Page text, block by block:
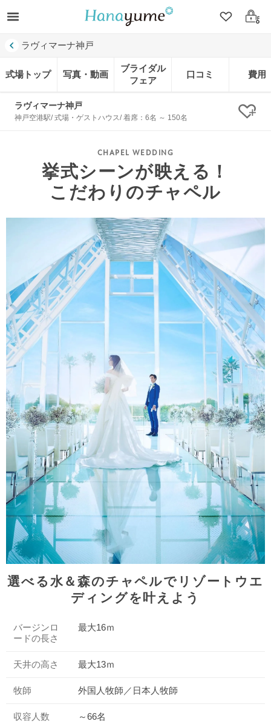
クリップ
ログ
ラヴィマーナ神戸
式場トップ 写真・動画
ブライダル
フェア
口コミ 費用
ラヴィマーナ神戸
神戸空港駅/ 式場・ゲストハウス/ 着席：6名 ～ 150名 ク
挙式シーンが映える！
こだわりのチャペル
選べる水＆森のチャペルでリゾートウエ
ディングを叶えよう
バージンロ
ードの長さ
最大16ｍ
天井の高さ 最大13ｍ
牧師 外国人牧師／日本人牧師
収容人数 ～66名